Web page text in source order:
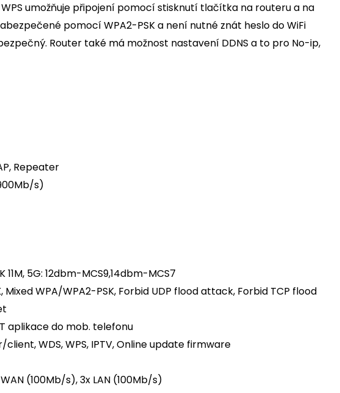
umožňuje připojení pomocí stisknutí tlačítka na routeru a na
pomocí WPA2-PSK a není nutné znát heslo do WiFi
Router také má možnost nastavení DDNS a to pro No-ip,
Repeater
s)
5G: 12dbm-MCS9,14dbm-MCS7
Mixed WPA/WPA2-PSK, Forbid UDP flood attack, Forbid TCP flood
aplikace do mob. telefonu
WDS, WPS, IPTV, Online update firmware
(100Mb/s), 3x LAN (100Mb/s)